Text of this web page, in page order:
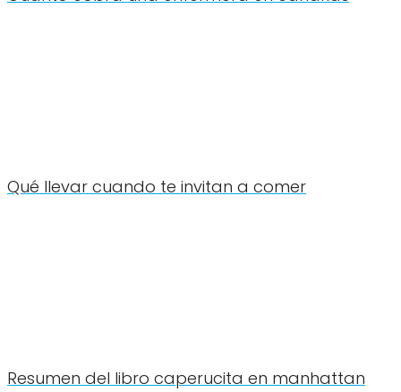
Qué llevar cuando te invitan a comer
Resumen del libro caperucita en manhattan